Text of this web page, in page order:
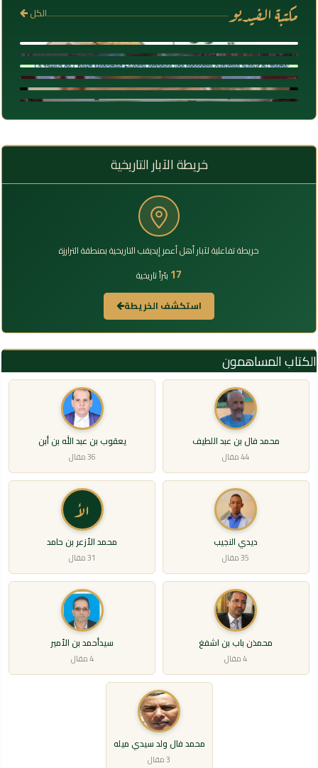
مكتبة الفيديو
الكل
فعاليات الليلة الثانية من الأسبوع الثقافي لقرية انيفرار
برنامج ضيف الأدب على قناة الوطنية مع الأديب الكبير عبدالله ول
أسنيد
الفيديو الكامل لندوة الشيخ محمد اليدالي ونتاجه الفكري
{الأسبوع الثقافي لقرية انيفرار 2022} السهرة الأولى من النسخة
الرابعة من تظاهرة أسبوع انيفرار الثقافي
الإعلام الجديد ... خصائصه وتحدياته - الأستاذ محمذن بابا ولد أشفغ
- قناة الساحل
البحوث العلميه المقدمة في النسخة الثانية من أسبوع انيفرار
الثقافي
خريطة الآبار التاريخية
خريطة تفاعلية لآبار أهل أعمر إيديقب التاريخية بمنطقة الترارزة
17 بئراً تاريخية
استكشف الخريطة
الكتاب المساهمون
محمد فال بن عبد اللطيف
44 مقال
يعقوب بن عبد الله بن أبن
36 مقال
ديدي النجيب
35 مقال
الأ
محمد الأزعر بن حامد
31 مقال
محمذن باب بن اشفغ
4 مقال
سيدأحمد بن الأمير
4 مقال
محمد فال ولد سيدي ميله
3 مقال